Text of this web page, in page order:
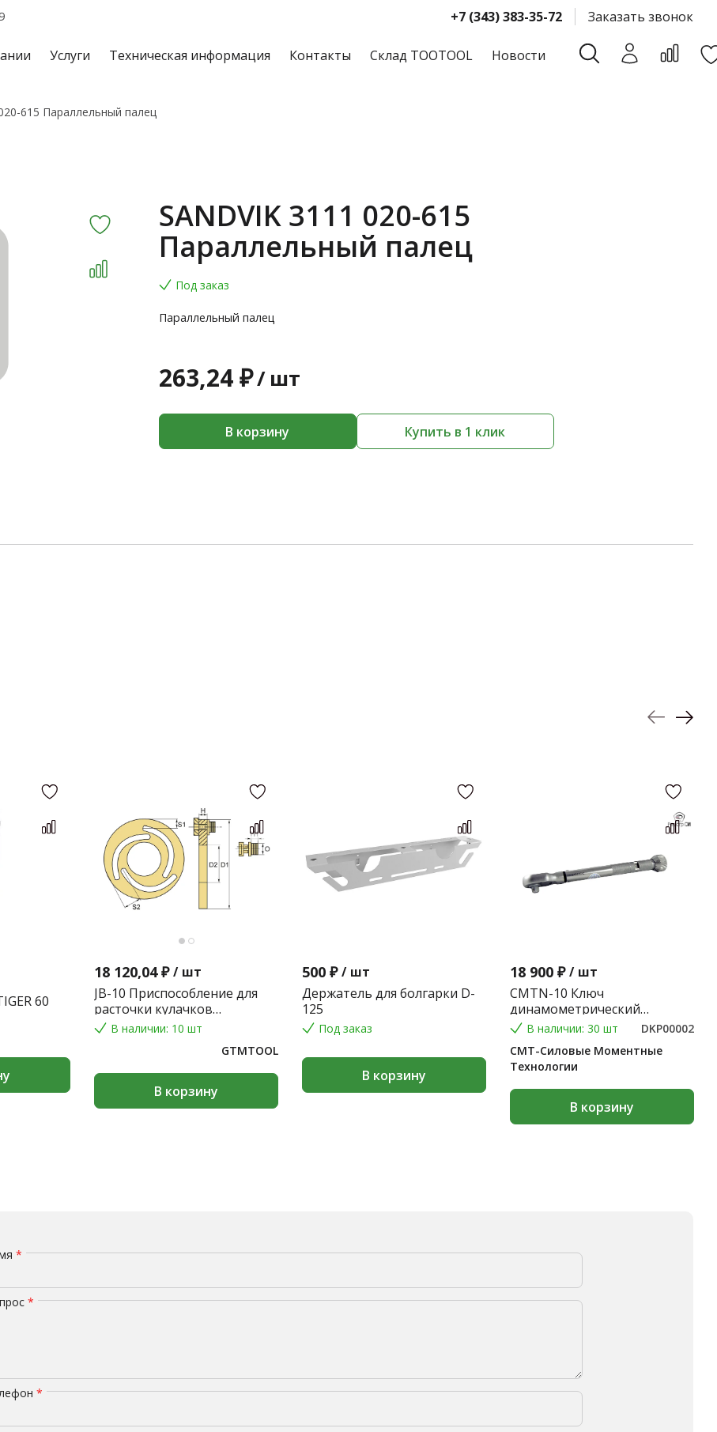
+7 (343) 383-35-72 Заказать звонок
Услуги Техническая информация Контакты Склад TOOTOOL Новости
615 Параллельный палец
SANDVIK 3111 020-615
Параллельный палец
Под заказ
Параллельный палец
263,24 ₽/ шт
В корзину Купить в 1 клик
60
18 120,04 ₽ / шт
JB-10 Приспособление для
расточки кулачков
токарного патрона
В наличии: 10 шт
GTMTOOL
В корзину
500 ₽ / шт
Держатель для болгарки D-
125
Под заказ
В корзину
18 900 ₽ / шт
CMTN-10 Ключ
динамометрический
предельного типа 2-10 Nm.
кг
В наличии: 30 шт
DKP00002
СМТ-Силовые Моментные
Технологии
В корзину
*
*
*